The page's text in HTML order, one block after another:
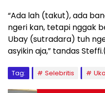
“Ada lah (takut), ada
ngeri kan, tetapi nggak
Ubay (sutradara) tuh
asyikin aja,” tandas
Tag: Selebritis